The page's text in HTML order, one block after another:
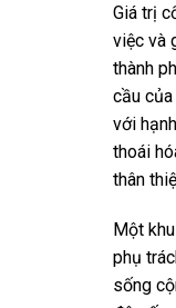
Giá trị
việc và
thành
cầu
với
thoái
thân
Một
phụ
sống